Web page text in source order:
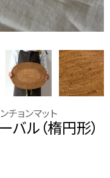
チョンマット
バル（楕円形）